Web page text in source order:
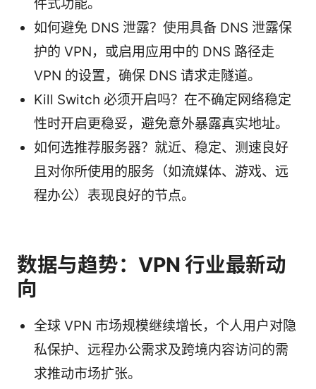
件式功能。
如何避免 DNS 泄露？使用具备 DNS 泄露保
护的 VPN，或启用应用中的 DNS 路径走
VPN 的设置，确保 DNS 请求走隧道。
Kill Switch 必须开启吗？在不确定网络稳定
性时开启更稳妥，避免意外暴露真实地址。
如何选推荐服务器？就近、稳定、测速良好
且对你所使用的服务（如流媒体、游戏、远
程办公）表现良好的节点。
数据与趋势：VPN 行业最新动
向
全球 VPN 市场规模继续增长，个人用户对隐
私保护、远程办公需求及跨境内容访问的需
求推动市场扩张。